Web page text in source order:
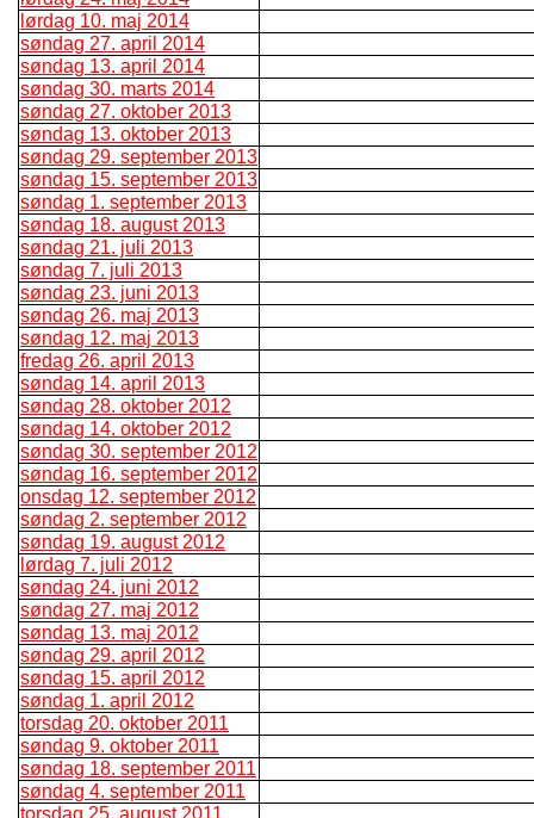
lørdag 10. maj 2014
søndag 27. april 2014
søndag 13. april 2014
søndag 30. marts 2014
søndag 27. oktober 2013
søndag 13. oktober 2013
søndag 29. september 2013
søndag 15. september 2013
søndag 1. september 2013
søndag 18. august 2013
søndag 21. juli 2013
søndag 7. juli 2013
søndag 23. juni 2013
søndag 26. maj 2013
søndag 12. maj 2013
fredag 26. april 2013
søndag 14. april 2013
søndag 28. oktober 2012
søndag 14. oktober 2012
søndag 30. september 2012
søndag 16. september 2012
onsdag 12. september 2012
søndag 2. september 2012
søndag 19. august 2012
lørdag 7. juli 2012
søndag 24. juni 2012
søndag 27. maj 2012
søndag 13. maj 2012
søndag 29. april 2012
søndag 15. april 2012
søndag 1. april 2012
torsdag 20. oktober 2011
søndag 9. oktober 2011
søndag 18. september 2011
søndag 4. september 2011
torsdag 25. august 2011